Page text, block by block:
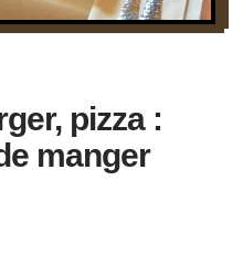
pizza :
manger